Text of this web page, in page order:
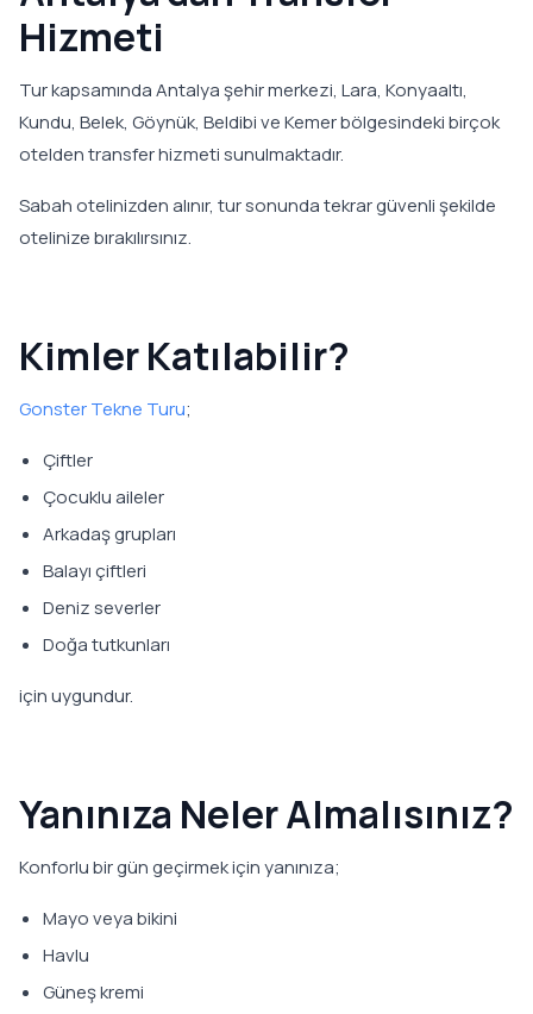
Hizmeti
Tur kapsamında Antalya şehir merkezi, Lara, Konyaaltı,
Kundu, Belek, Göynük, Beldibi ve Kemer bölgesindeki birçok
otelden transfer hizmeti sunulmaktadır.
Sabah otelinizden alınır, tur sonunda tekrar güvenli şekilde
otelinize bırakılırsınız.
Kimler Katılabilir?
Gonster Tekne Turu;
Çiftler
Çocuklu aileler
Arkadaş grupları
Balayı çiftleri
Deniz severler
Doğa tutkunları
için uygundur.
Yanınıza Neler Almalısınız?
Konforlu bir gün geçirmek için yanınıza;
Mayo veya bikini
Havlu
Güneş kremi